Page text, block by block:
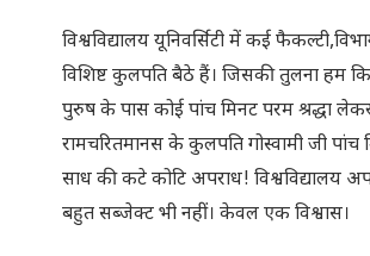
विश्वविद्यालय यूनिवर्सिटी में कई
विशिष्ट कुलपति बैठे हैं। जिसकी तुलना
पुरुष के पास कोई पांच मिनट परम श्रद्धा लेकर
रामचरितमानस के कुलपति गोस्वामी जी
साध की कटे कोटि अपराध! विश्वविद्यालय
बहुत सब्जेक्ट भी नहीं। केवल एक विश्वास।